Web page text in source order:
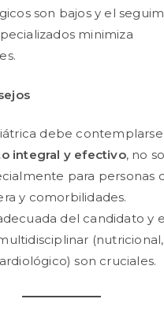
son bajos y el
minimiza
debe
integral y efectivo, no
para personas
y comorbilidades.
del candidato y
(nutricional,
son cruciales.